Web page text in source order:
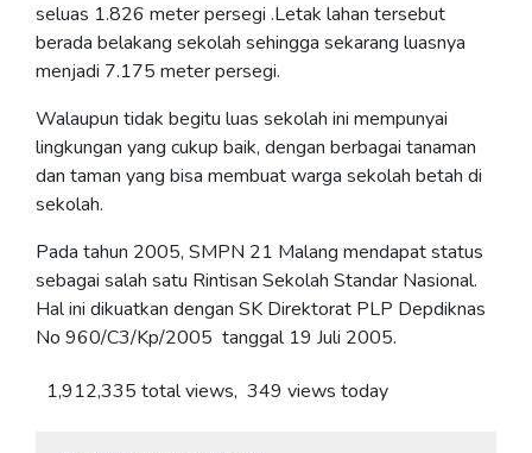
seluas 1.826 meter persegi .Letak lahan tersebut
berada belakang sekolah sehingga sekarang luasnya
menjadi 7.175 meter persegi.
Walaupun tidak begitu luas sekolah ini mempunyai
lingkungan yang cukup baik, dengan berbagai tanaman
dan taman yang bisa membuat warga sekolah betah di
sekolah.
Pada tahun 2005, SMPN 21 Malang mendapat status
sebagai salah satu Rintisan Sekolah Standar Nasional.
Hal ini dikuatkan dengan SK Direktorat PLP Depdiknas
No 960/C3/Kp/2005 tanggal 19 Juli 2005.
1,912,335 total views, 349 views today